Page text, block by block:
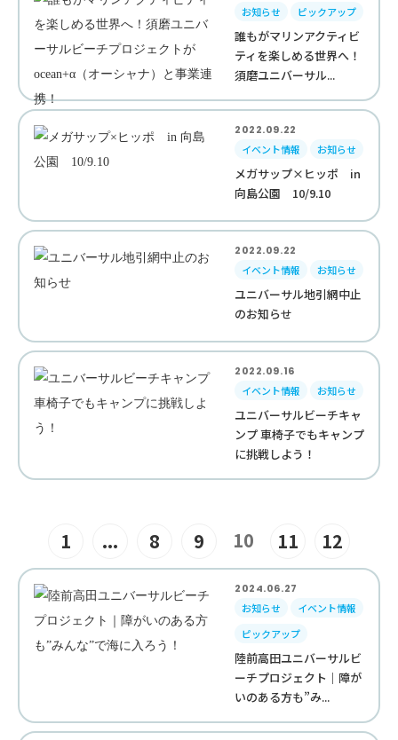
お知らせ
ピックアップ
誰もがマリンアクティビ
ティを楽しめる世界へ！
須磨ユニバーサル...
2022.09.22
イベント情報
お知らせ
メガサップ×ヒッポ in
向島公園 10/9.10
2022.09.22
イベント情報
お知らせ
ユニバーサル地引網中止
のお知らせ
2022.09.16
イベント情報
お知らせ
ユニバーサルビーチキャ
ンプ 車椅子でもキャンプ
に挑戦しよう！
1 ... 8 9 10 11 12
2024.06.27
お知らせ
イベント情報
ピックアップ
陸前高田ユニバーサルビ
ーチプロジェクト｜障が
いのある方も”み...